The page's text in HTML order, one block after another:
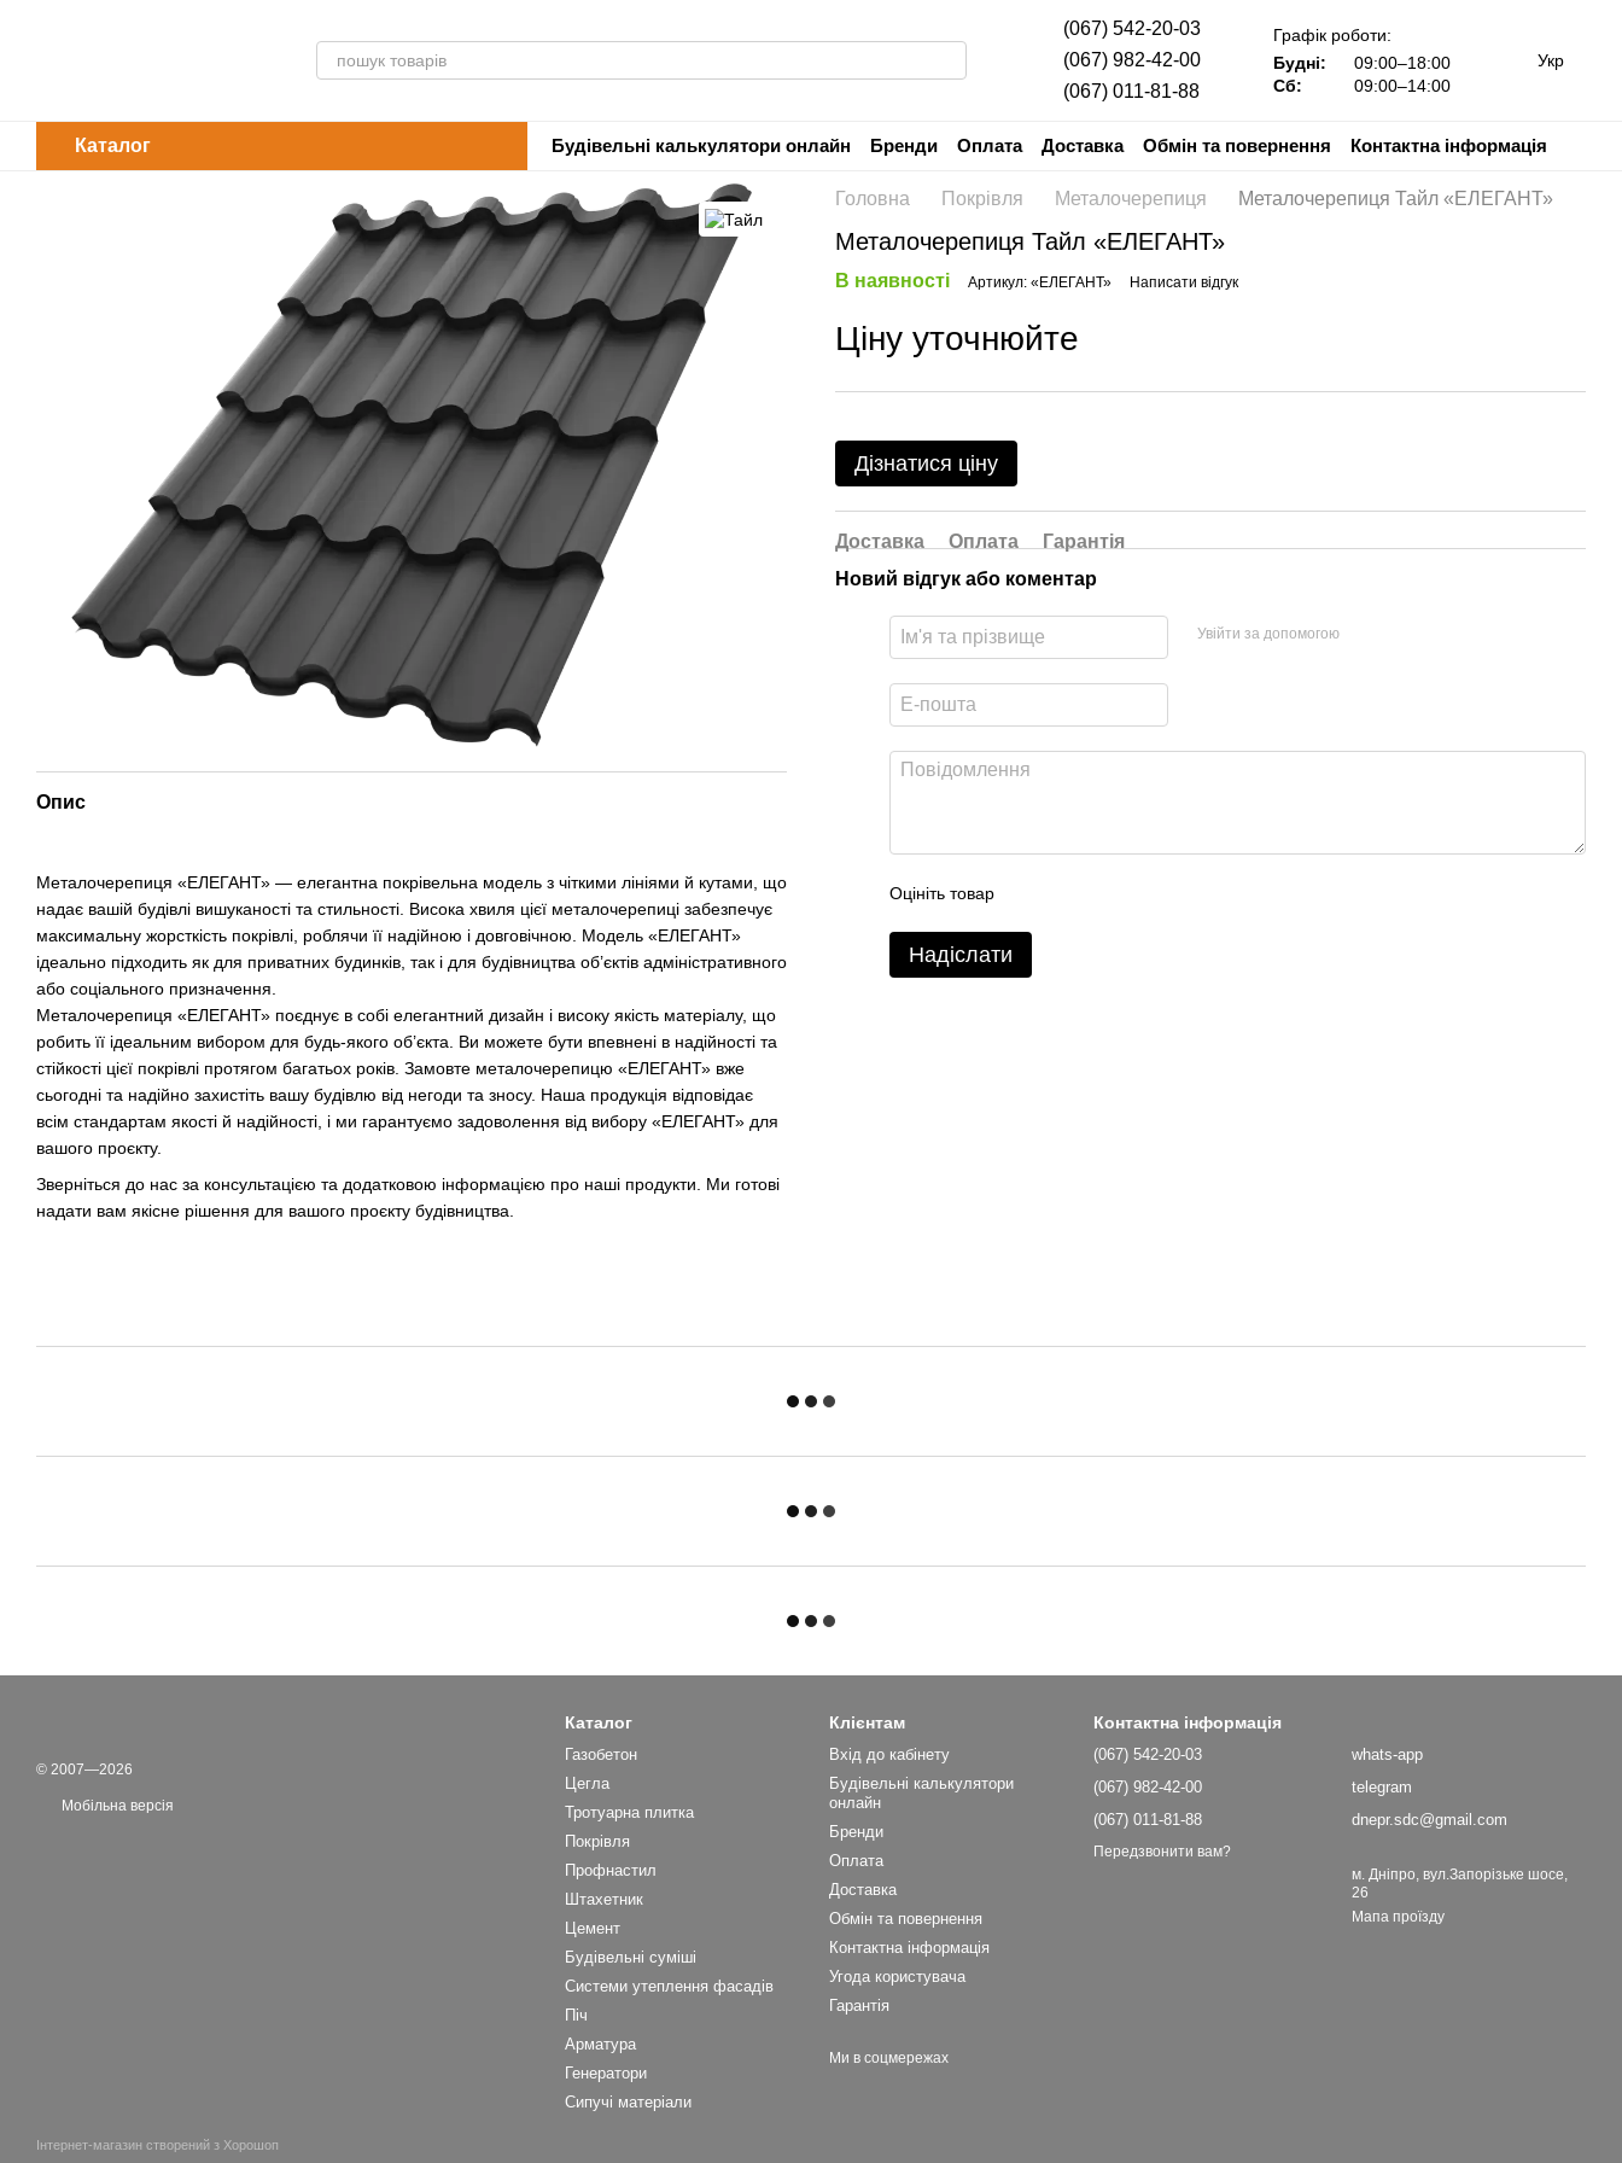
(067) 542-20-03
(067) 982-42-00
(067) 011-81-88
Графік роботи:
Будні:
09:00–18:00
Сб:
09:00–14:00
Укр
Каталог Будівельні калькулятори онлайн Бренди Оплата Доставка Обмін та повернення
Контактна інформація
Опис
Металочерепиця «ЕЛЕГАНТ» — елегантна покрівельна модель з чіткими лініями й кутами, що
надає вашій будівлі вишуканості та стильності. Висока хвиля цієї металочерепиці забезпечує
максимальну жорсткість покрівлі, роблячи її надійною і довговічною. Модель «ЕЛЕГАНТ»
ідеально підходить як для приватних будинків, так і для будівництва об’єктів адміністративного
або соціального призначення.
Металочерепиця «ЕЛЕГАНТ» поєднує в собі елегантний дизайн і високу якість матеріалу, що
робить її ідеальним вибором для будь-якого об’єкта. Ви можете бути впевнені в надійності та
стійкості цієї покрівлі протягом багатьох років. Замовте металочерепицю «ЕЛЕГАНТ» вже
сьогодні та надійно захистіть вашу будівлю від негоди та зносу. Наша продукція відповідає
всім стандартам якості й надійності, і ми гарантуємо задоволення від вибору «ЕЛЕГАНТ» для
вашого проєкту.
Зверніться до нас за консультацією та додатковою інформацією про наші продукти. Ми готові
надати вам якісне рішення для вашого проєкту будівництва.
Головна Покрівля Металочерепиця Металочерепиця Тайл «ЕЛЕГАНТ»
Металочерепиця Тайл «ЕЛЕГАНТ»
В наявності Артикул: «ЕЛЕГАНТ» Написати відгук
Ціну уточнюйте
Дізнатися ціну
Доставка Оплата
Гарантія
Новий відгук або коментар
Увійти за допомогою
Оцініть товар
Надіслати
© 2007—2026
Мобільна версія
Інтернет-магазин створений з Хорошоп
Каталог
Газобетон
Цегла
Тротуарна плитка
Покрівля
Профнастил
Штахетник
Цемент
Будівельні суміші
Системи утеплення фасадів
Піч
Арматура
Генератори
Сипучі матеріали
Клієнтам
Вхід до кабінету
Будівельні калькулятори
онлайн
Бренди
Оплата
Доставка
Обмін та повернення
Контактна інформація
Угода користувача
Гарантія
Ми в соцмережах
Контактна інформація
(067) 542-20-03
(067) 982-42-00
(067) 011-81-88
Передзвонити вам?
whats-app
telegram
dnepr.sdc@gmail.com
м. Дніпро, вул.Запорізьке шосе,
26
Мапа проїзду